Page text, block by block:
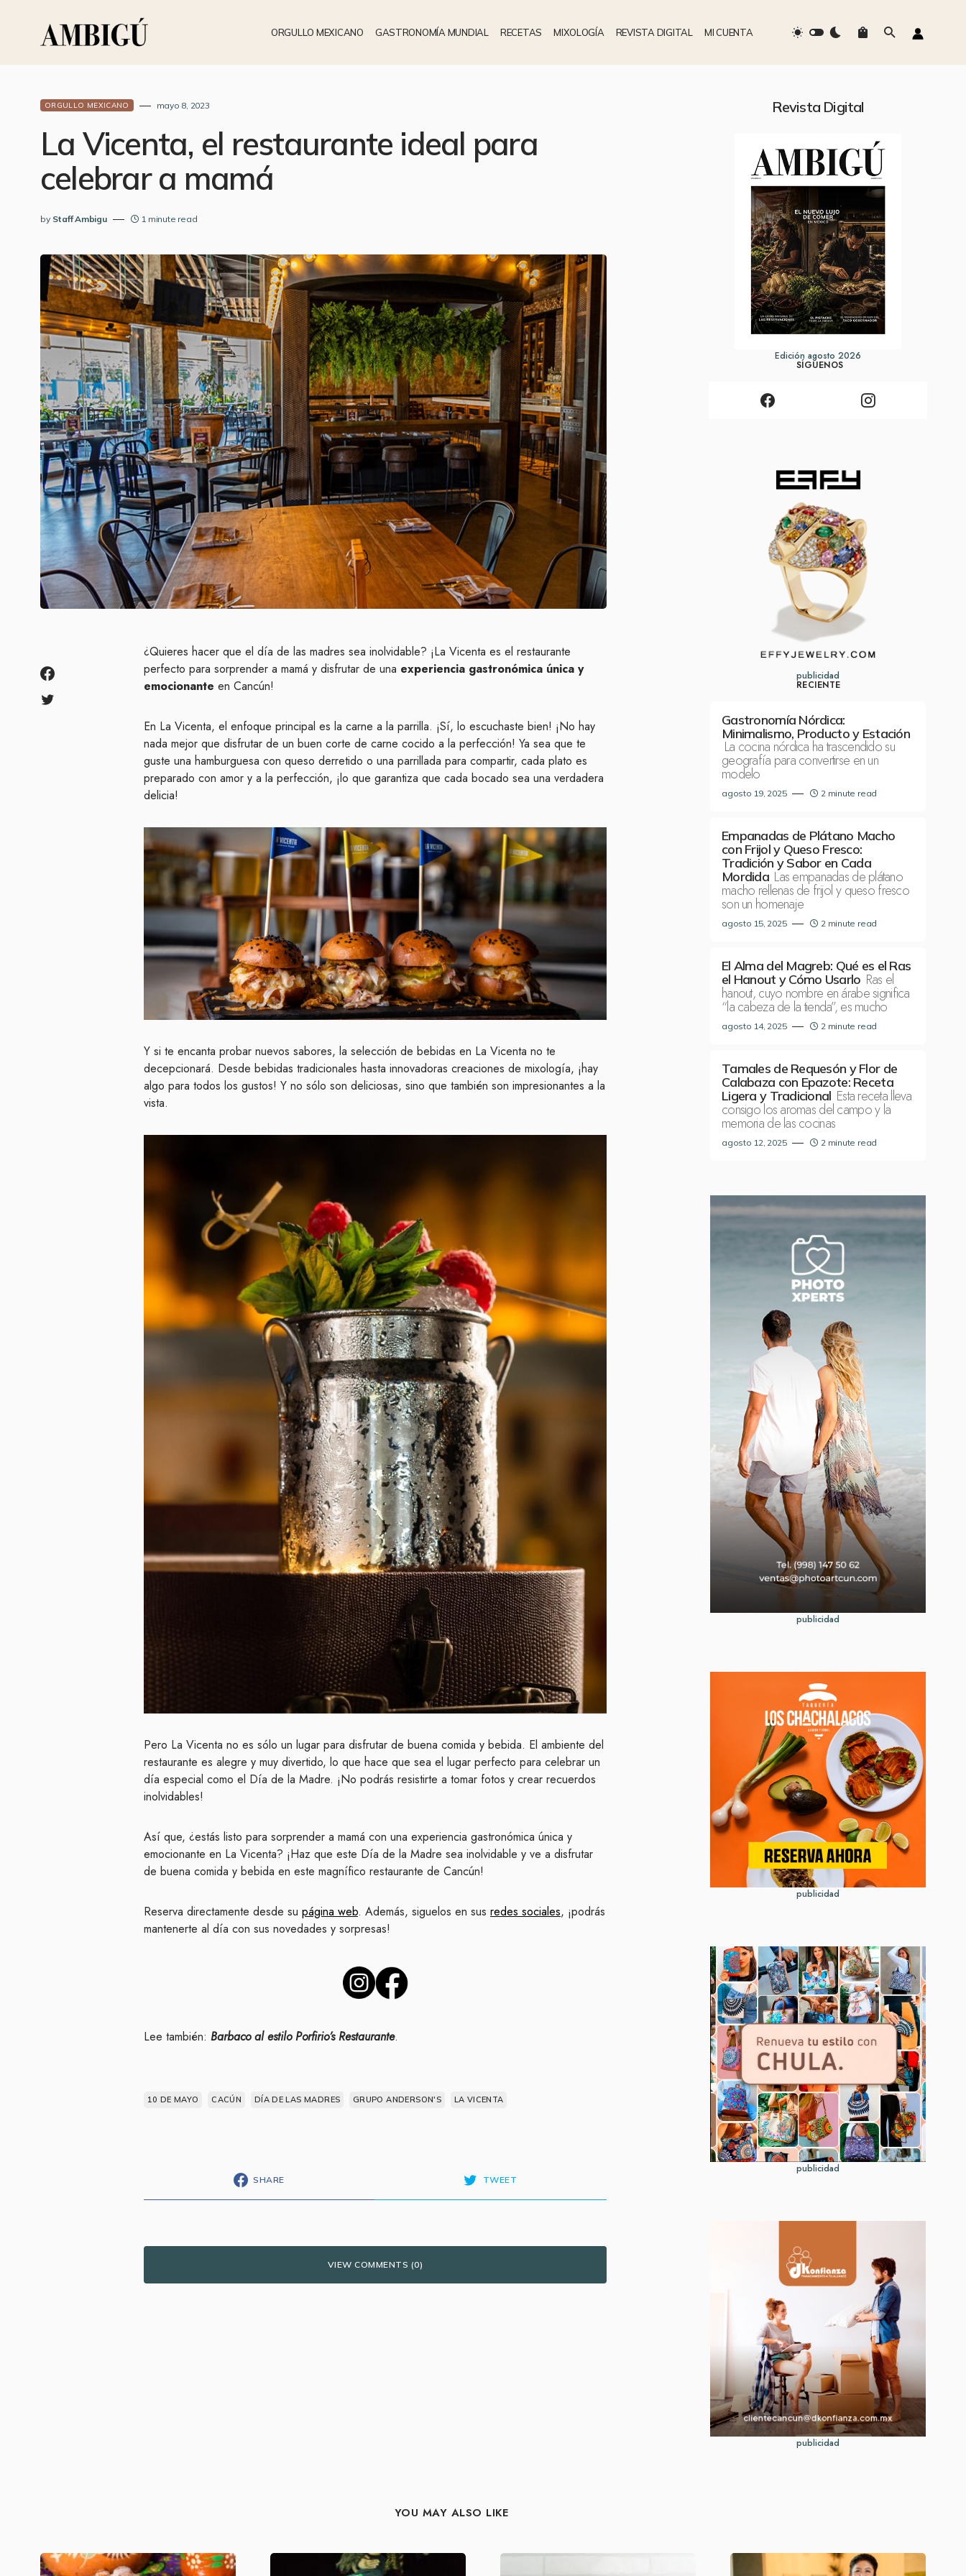
ORGULLO MEXICANO GASTRONOMÍA MUNDIAL RECETAS MIXOLOGÍA REVISTA DIGITAL MI CUENTA
ORGULLO MEXICANO mayo 8, 2023
La Vicenta, el restaurante ideal para
celebrar a mamá
by Staff Ambigu 1 minute read
¿Quieres hacer que el día de las madres sea inolvidable? ¡La Vicenta es el restaurante
perfecto para sorprender a mamá y disfrutar de una experiencia gastronómica única y
emocionante en Cancún!
En La Vicenta, el enfoque principal es la carne a la parrilla. ¡Sí, lo escuchaste bien! ¡No hay
nada mejor que disfrutar de un buen corte de carne cocido a la perfección! Ya sea que te
guste una hamburguesa con queso derretido o una parrillada para compartir, cada plato es
preparado con amor y a la perfección, ¡lo que garantiza que cada bocado sea una verdadera
delicia!
Y si te encanta probar nuevos sabores, la selección de bebidas en La Vicenta no te
decepcionará. Desde bebidas tradicionales hasta innovadoras creaciones de mixología, ¡hay
algo para todos los gustos! Y no sólo son deliciosas, sino que también son impresionantes a la
vista.
Pero La Vicenta no es sólo un lugar para disfrutar de buena comida y bebida. El ambiente del
restaurante es alegre y muy divertido, lo que hace que sea el lugar perfecto para celebrar un
día especial como el Día de la Madre. ¡No podrás resistirte a tomar fotos y crear recuerdos
inolvidables!
Así que, ¿estás listo para sorprender a mamá con una experiencia gastronómica única y
emocionante en La Vicenta? ¡Haz que este Día de la Madre sea inolvidable y ve a disfrutar
de buena comida y bebida en este magnífico restaurante de Cancún!
Reserva directamente desde su página web. Además, siguelos en sus redes sociales, ¡podrás
mantenerte al día con sus novedades y sorpresas!
Lee también: Barbaco al estilo Porfirio’s Restaurante.
10 DE MAYO CACÚN DÍA DE LAS MADRES GRUPO ANDERSON'S LA VICENTA
SHARE TWEET
VIEW COMMENTS (0)
Revista Digital
Edición agosto 2026
SÍGUENOS
publicidad
RECIENTE
Gastronomía Nórdica:
Minimalismo, Producto y Estación
La cocina nórdica ha trascendido su
geografía para convertirse en un
modelo
agosto 19, 2025 2 minute read
Empanadas de Plátano Macho
con Frijol y Queso Fresco:
Tradición y Sabor en Cada
Mordida Las empanadas de plátano
macho rellenas de frijol y queso fresco
son un homenaje
agosto 15, 2025 2 minute read
El Alma del Magreb: Qué es el Ras
el Hanout y Cómo Usarlo Ras el
hanout, cuyo nombre en árabe significa
“la cabeza de la tienda”, es mucho
agosto 14, 2025 2 minute read
Tamales de Requesón y Flor de
Calabaza con Epazote: Receta
Ligera y Tradicional Esta receta lleva
consigo los aromas del campo y la
memoria de las cocinas
agosto 12, 2025 2 minute read
publicidad
publicidad
publicidad
publicidad
YOU MAY ALSO LIKE